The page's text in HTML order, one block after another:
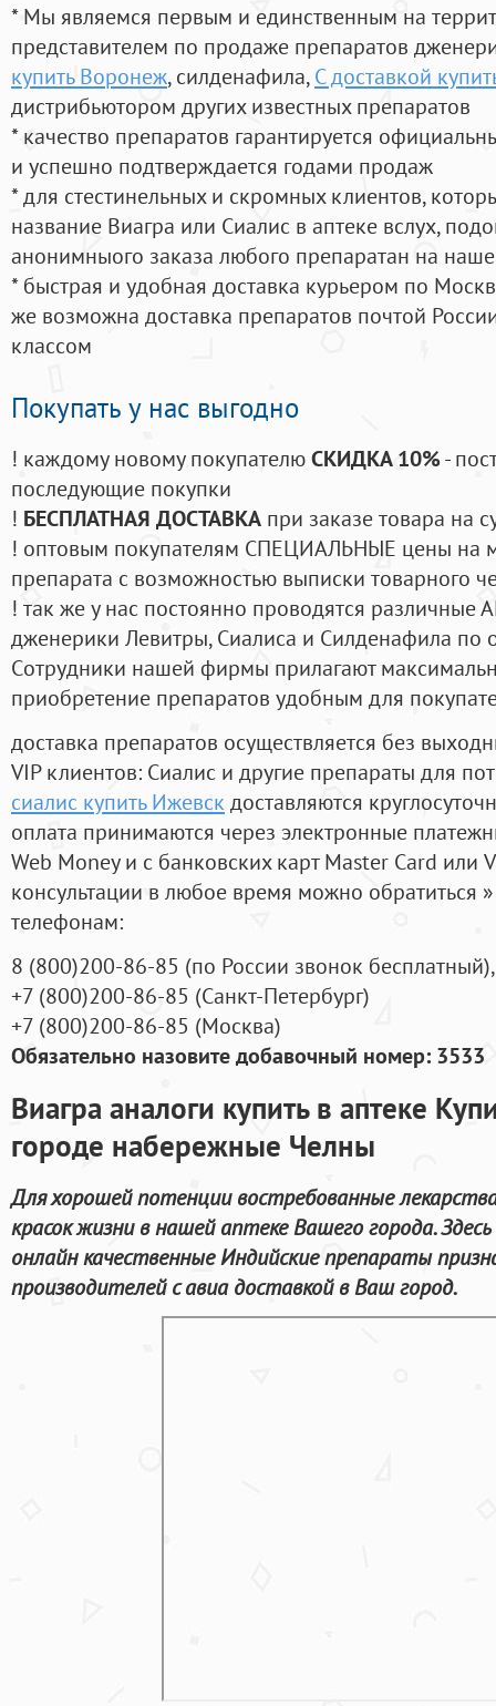
* Мы являемся первым и единственным на
представителем по продаже препаратов
купить Воронеж, силденафила, С доставкой
дистрибьютором других известных препаратов
* качество препаратов гарантируется
и успешно подтверждается годами продаж
* для стестинельных и скромных клиентов,
название Виагра или Сиалис в аптеке вслух,
анонимныого заказа любого препаратан на
* быстрая и удобная доставка курьером по
же возможна доставка препаратов почтой
классом
Покупать у нас выгодно
! каждому новому покупателюСКИДКА 10%-
последующие покупки
! БЕСПЛАТНАЯ ДОСТАВКА при заказе товара на
! оптовым покупателям СПЕЦИАЛЬНЫЕ цены на
препарата с возможностью выписки товарного
! так же у нас постоянно проводятся
дженерики Левитры, Сиалиса и Силденафила по
Cотрудники нашей фирмы прилагают
приобретение препаратов удобным для
доставка препаратов осуществляется без
VIP клиентов: Сиалис и другие препараты для
сиалис купить Ижевск доставляются
оплата принимаются через электронные
Web Money и с банковских карт Master Card или
консультации в любое время можно обратиться
телефонам:
8 (800)200-86-85 (по России звонок бесплатный),
+7 (800)200-86-85 (Санкт-Петербург)
+7 (800)200-86-85 (Москва)
Обязательно назовите добавочный номер: 3533
Виагра аналоги купить в аптеке
городе набережные Челны
Для хорошей потенции востребованные
красок жизни в нашей аптеке Вашего города.
онлайн качественные Индийские препараты
производителей с авиа доставкой в Ваш город.